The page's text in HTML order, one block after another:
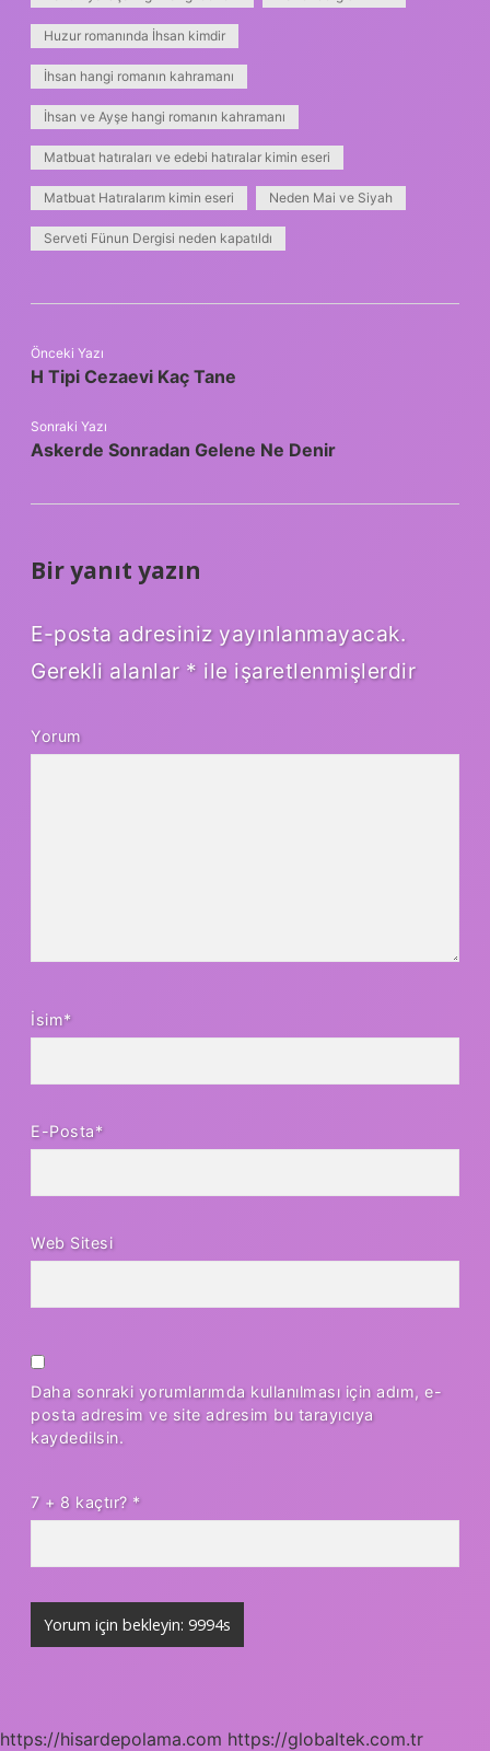
Huzur romanında İhsan kimdir
İhsan hangi romanın kahramanı
İhsan ve Ayşe hangi romanın kahramanı
Matbuat hatıraları ve edebi hatıralar kimin eseri
Matbuat Hatıralarım kimin eseri Neden Mai ve Siyah
Serveti Fünun Dergisi neden kapatıldı
Önceki Yazı
H Tipi Cezaevi Kaç Tane
Sonraki Yazı
Askerde Sonradan Gelene Ne Denir
Bir yanıt yazın
E-posta adresiniz yayınlanmayacak.
Gerekli alanlar * ile işaretlenmişlerdir
Yorum
İsim*
E-Posta*
Web Sitesi
Daha sonraki yorumlarımda kullanılması için adım, e-
posta adresim ve site adresim bu tarayıcıya
kaydedilsin.
7 + 8 kaçtır? *
https://hisardepolama.com https://globaltek.com.tr